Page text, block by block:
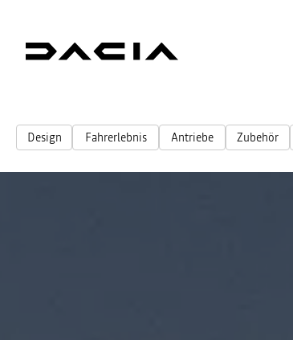
Design Fahrerlebnis Antriebe Zubehör